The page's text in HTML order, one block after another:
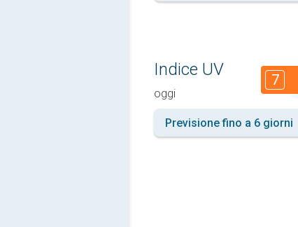
Indice UV
oggi
7
Previsione fino a 6 giorni